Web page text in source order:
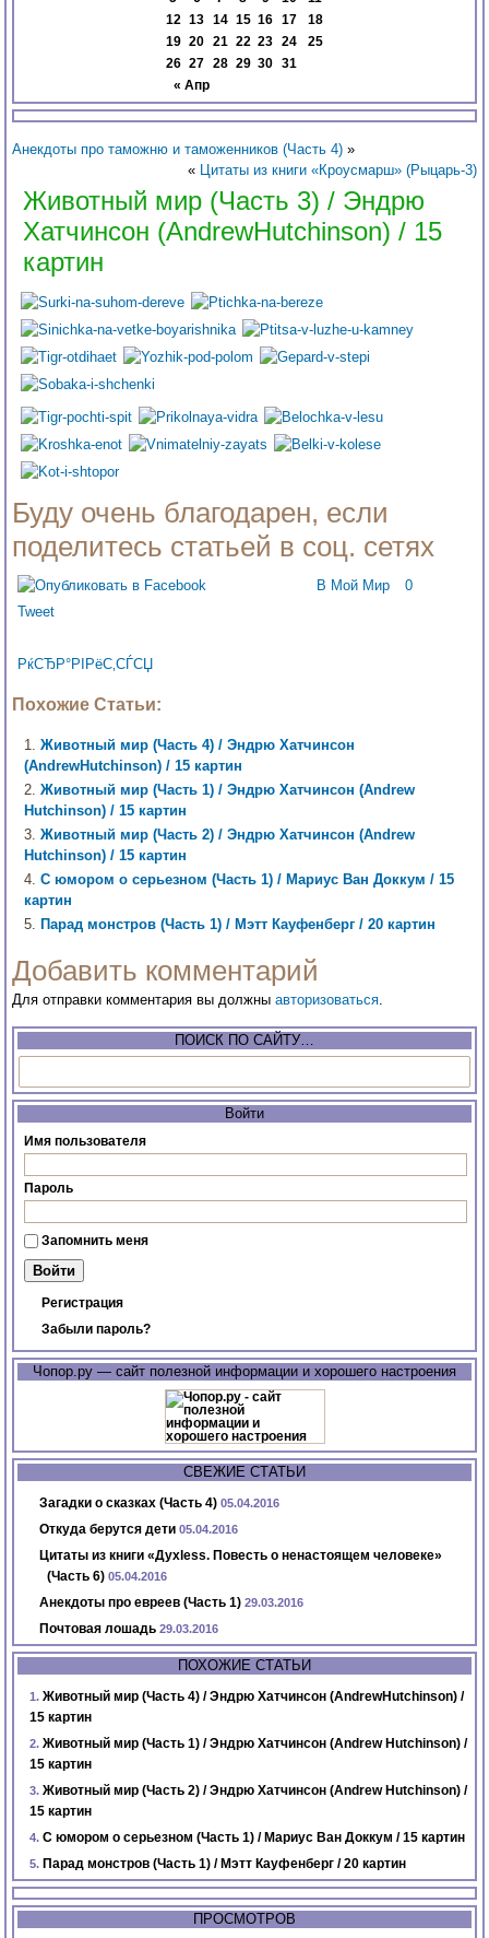
« Апр
12 13 14 15 16 17
18
19 20 21 22 23 24
25
26 27 28 29 30 31
Анекдоты про таможню и таможенников (Часть 4) »
« Цитаты из книги «Кроусмарш» (Рыцарь-3)
Животный мир (Часть 3) / Эндрю
Хатчинсон (AndrewHutchinson) / 15
картин
Буду очень благодарен, если
поделитесь статьей в соц. сетях
В Мой Мир
0
Tweet
РќСЂР°РІРёС‚СЃСЏ
Похожие Статьи:
Животный мир (Часть 4) / Эндрю Хатчинсон
(AndrewHutchinson) / 15 картин
Животный мир (Часть 1) / Эндрю Хатчинсон (Andrew
Hutchinson) / 15 картин
Животный мир (Часть 2) / Эндрю Хатчинсон (Andrew
Hutchinson) / 15 картин
С юмором о серьезном (Часть 1) / Мариус Ван Доккум / 15
картин
Парад монстров (Часть 1) / Мэтт Кауфенберг / 20 картин
Добавить комментарий
Для отправки комментария вы должныавторизоваться.
ПОИСК ПО САЙТУ…
Войти
Имя пользователя
Пароль
Запомнить меня
Регистрация
Забыли пароль?
Чопор.ру — сайт полезной информации и хорошего настроения
СВЕЖИЕ СТАТЬИ
Загадки о сказках (Часть 4) 05.04.2016
Откуда берутся дети 05.04.2016
Цитаты из книги «Духless. Повесть о ненастоящем человеке»
(Часть 6) 05.04.2016
Анекдоты про евреев (Часть 1) 29.03.2016
Почтовая лошадь 29.03.2016
ПОХОЖИЕ СТАТЬИ
Животный мир (Часть 4) / Эндрю Хатчинсон (AndrewHutchinson) /
15 картин
Животный мир (Часть 1) / Эндрю Хатчинсон (Andrew Hutchinson) /
15 картин
Животный мир (Часть 2) / Эндрю Хатчинсон (Andrew Hutchinson) /
15 картин
С юмором о серьезном (Часть 1) / Мариус Ван Доккум / 15 картин
Парад монстров (Часть 1) / Мэтт Кауфенберг / 20 картин
ПРОСМОТРОВ